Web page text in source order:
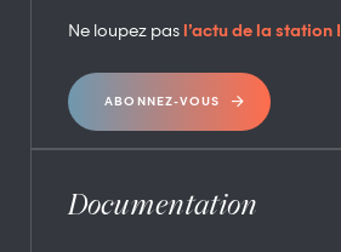
Ne loupez pas l’actu de la station !
ABONNEZ-VOUS
Documentation